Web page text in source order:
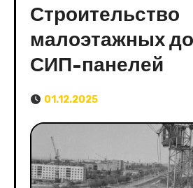
Строительство
малоэтажных
СИП-панелей
01.12.2025